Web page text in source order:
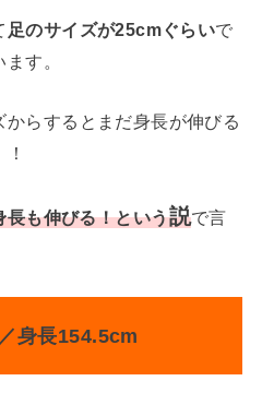
足のサイズが25cmぐらいで
す。
からするとまだ身長が伸びる
長も伸びる！という説で言
身長154.5cm